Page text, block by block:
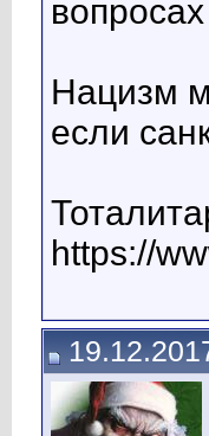
Нацизм
если
https://